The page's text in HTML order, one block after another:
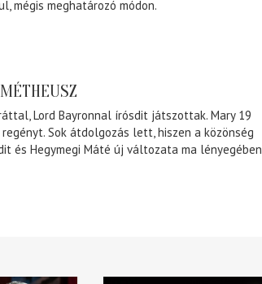
mégis meghatározó módon.
Lord Bayronnal írósdit játszottak. Mary 19
Sok átdolgozás lett, hiszen a közönség
és Hegymegi Máté új változata ma lényegében